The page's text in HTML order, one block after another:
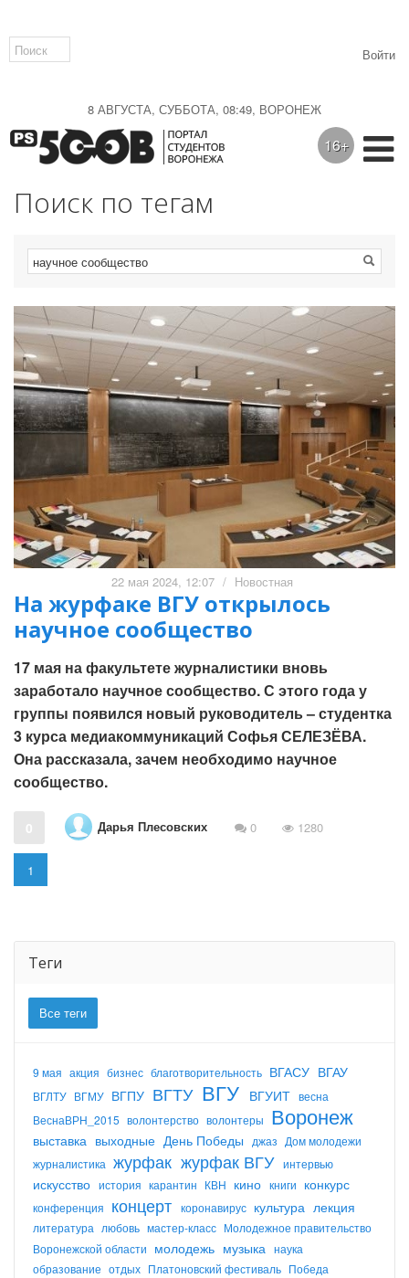
8 АВГУСТА, СУББОТА, 08:49, ВОРОНЕЖ
Войти
16+
Поиск по тегам
22 мая 2024, 12:07 / Новостная
На журфаке ВГУ открылось
научное сообщество
17 мая на факультете журналистики вновь
заработало научное сообщество. С этого года у
группы появился новый руководитель – студентка
3 курса медиакоммуникаций Софья СЕЛЕЗЁВА.
Она рассказала, зачем необходимо научное
сообщество.
0 Дарья Плесовских 0 1280
1
Теги
Все теги
9 мая акция бизнес благотворительность ВГАСУ ВГАУ
ВГЛТУ ВГМУ ВГПУ ВГТУ ВГУ ВГУИТ весна
ВеснаВРН_2015 волонтерство волонтеры Воронеж
выставка выходные День Победы джаз Дом молодежи
журналистика журфак журфак ВГУ интервью
искусство история карантин КВН кино книги конкурс
конференция концерт коронавирус культура лекция
литература любовь мастер-класс Молодежное правительство
Воронежской области молодежь музыка наука
образование отдых Платоновский фестиваль Победа